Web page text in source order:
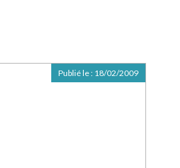
Publié le : 18/02/2009